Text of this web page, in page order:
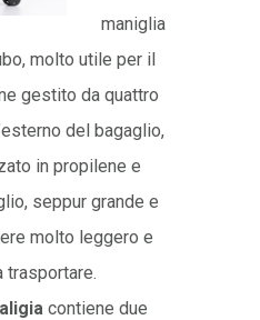
maniglia
molto utile per il
gestito da quattro
del bagaglio,
in propilene e
seppur grande e
molto leggero e
trasportare.
contiene due